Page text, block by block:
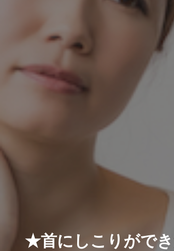
★首にしこりがで